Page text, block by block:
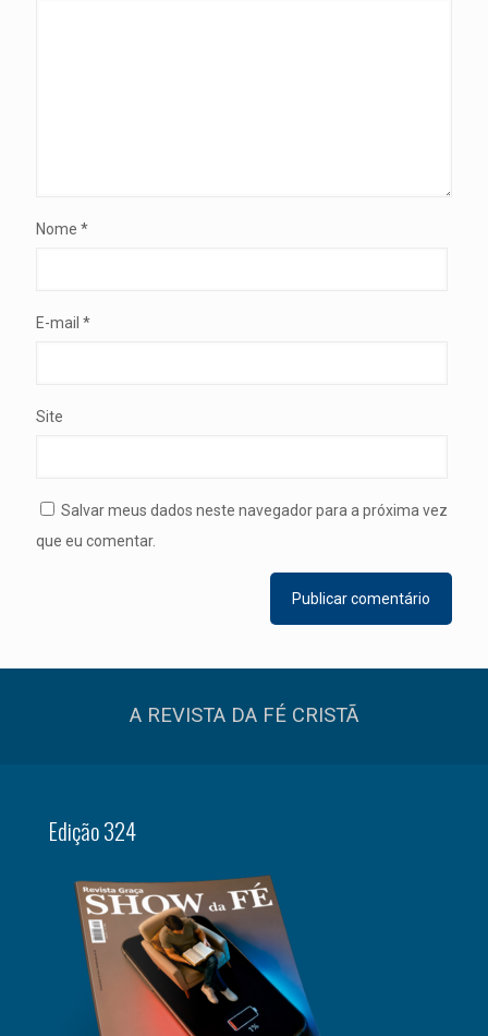
Nome *
E-mail *
Site
Salvar meus dados neste navegador para a próxima vez
que eu comentar.
A REVISTA DA FÉ CRISTÃ
Edição 324